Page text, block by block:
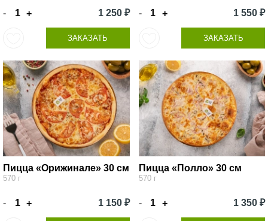
- + 1 250 ₽
ЗАКАЗАТЬ
- + 1 550 ₽
ЗАКАЗАТЬ
Пицца «Орижинале» 30 см
570 г
- + 1 150 ₽
Пицца «Полло» 30 см
570 г
- + 1 350 ₽